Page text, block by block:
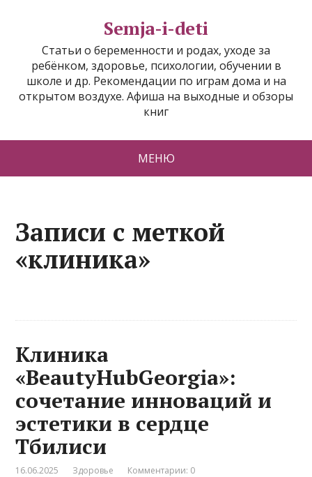
Semja-i-deti
Статьи о беременности и родах, уходе за
ребёнком, здоровье, психологии, обучении в
школе и др. Рекомендации по играм дома и на
открытом воздухе. Афиша на выходные и обзоры
книг
МЕНЮ
Записи с меткой
«клиника»
Клиника
«BeautyHubGeorgia»:
сочетание инноваций и
эстетики в сердце
Тбилиси
16.06.2025 Здоровье Комментарии: 0